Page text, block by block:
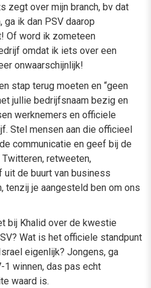
zegt over mijn branch, bv dat
ik dan PSV daarop
Of word ik zometeen
omdat ik iets over een
onwaarschijnlijk!
stap terug moeten en “geen
jullie bedrijfsnaam bezig en
werknemers en officiele
Stel mensen aan die officieel
communicatie en geef bij de
retweeten,
uit de buurt van business
tenzij je aangesteld ben om ons
bij Khalid over de kwestie
Wat is het officiele standpunt
eigenlijk? Jongens, ga
winnen, das pas echt
waard is.